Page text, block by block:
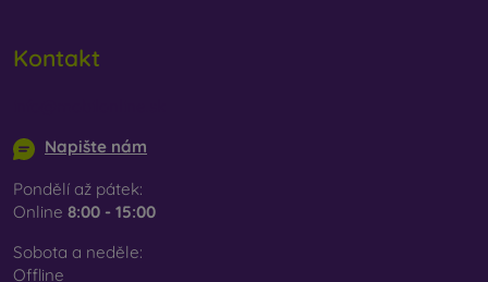
Kontakt
Napište nám
Pondělí až pátek:
Online 8:00 - 15:00
Sobota a neděle:
Offline